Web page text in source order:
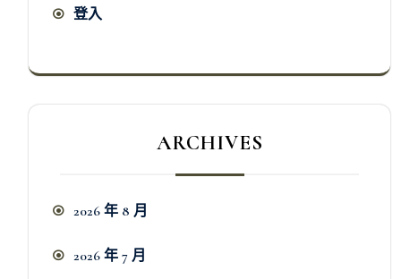
登入
ARCHIVES
2026 年 8 月
2026 年 7 月